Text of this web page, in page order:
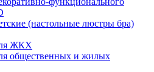
(настольные люстры бра)
ЖКХ
общественных и жилых